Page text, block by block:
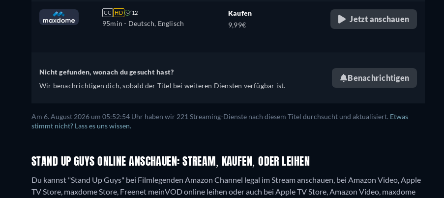
CC HD 12
95min - Deutsch, Englisch
Kaufen
9,99€
Jetzt anschauen
Nicht gefunden, wonach du gesucht hast?
Wir benachrichtigen dich, sobald der Titel bei weiteren Diensten verfügbar ist.
Benachrichtigen
Am 6. August 2026 um 05:52:54 Uhr haben wir 221 Streaming-Dienste nach diesem Titel durchsucht und aktualisiert. Etwas
stimmt nicht? Lass es uns wissen.
STAND UP GUYS ONLINE ANSCHAUEN: STREAM, KAUFEN, ODER LEIHEN
Du kannst "Stand Up Guys" bei Filmlegenden Amazon Channel legal im Stream anschauen, bei Amazon Video, Apple
TV Store, maxdome Store, Freenet meinVOD online leihen oder auch bei Apple TV Store, Amazon Video, maxdome